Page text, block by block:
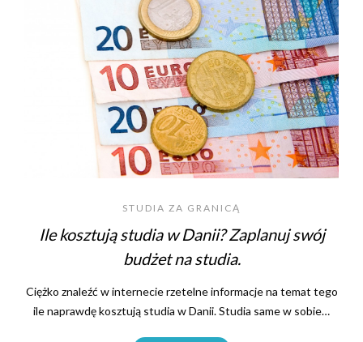
STUDIA ZA GRANICĄ
Ile kosztują studia w Danii? Zaplanuj swój
budżet na studia.
Ciężko znaleźć w internecie rzetelne informacje na temat tego
ile naprawdę kosztują studia w Danii. Studia same w sobie…